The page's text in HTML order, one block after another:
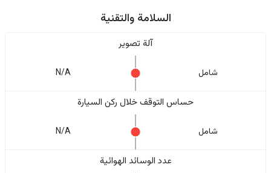
السلامة والتقنية
آلة تصوير
شامل N/A
حساس التوقف خلال ركن السيارة
شامل N/A
عدد الوسائد الهوائية